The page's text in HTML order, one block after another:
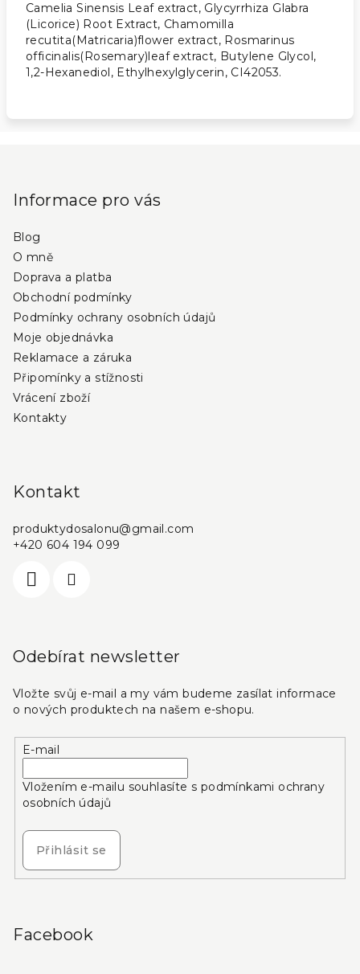
Camelia Sinensis Leaf extract, Glycyrrhiza Glabra
(Licorice) Root Extract, Chamomilla
recutita(Matricaria)flower extract, Rosmarinus
officinalis(Rosemary)leaf extract, Butylene Glycol,
1,2-Hexanediol, Ethylhexylglycerin, CI42053.
Informace pro vás
Blog
O mně
Doprava a platba
Obchodní podmínky
Podmínky ochrany osobních údajů
Moje objednávka
Reklamace a záruka
Připomínky a stížnosti
Vrácení zboží
Kontakty
Kontakt
produktydosalonu@gmail.com
+420 604 194 099
Odebírat newsletter
Vložte svůj e-mail a my vám budeme zasílat informace
o nových produktech na našem e-shopu.
E-mail
Vložením e-mailu souhlasíte s podmínkami ochrany
osobních údajů
Přihlásit se
Facebook